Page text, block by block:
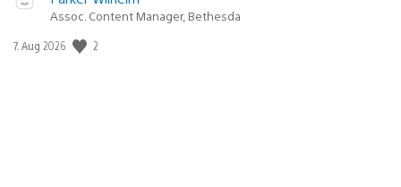
Assoc. Content Manager, Bethesda
Veröffentlichungsdatum:
7. Aug 2026 2